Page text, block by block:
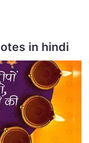
in hindi